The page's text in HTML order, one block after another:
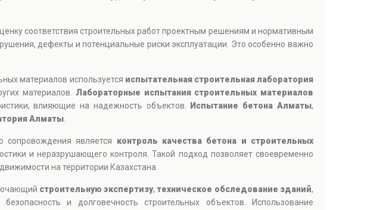
соответствия строительных работ проектным решениям и нормативным
дефекты и потенциальные риски эксплуатации. Это особенно важно
материалов используется испытательная строительная лаборатория
материалов. Лабораторные испытания строительных материалов
влияющие на надежность объектов.
Испытание бетона Алматы,
Алматы
сопровождения является контроль качества бетона и строительных
и неразрушающего контроля. Такой подход позволяет своевременно
на территории Казахстана.
строительную экспертизу,техническое обследование зданий,
и долговечность строительных объектов. Использование